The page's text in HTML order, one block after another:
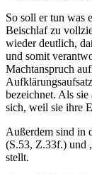
So soll er tun was
Beischlaf zu
wieder deutlich,
und somit
Machtanspruch
bezeichnet. Als
sich, weil sie ihre
Außerdem sind in
(S.53, Z.33f.) und
stellt.